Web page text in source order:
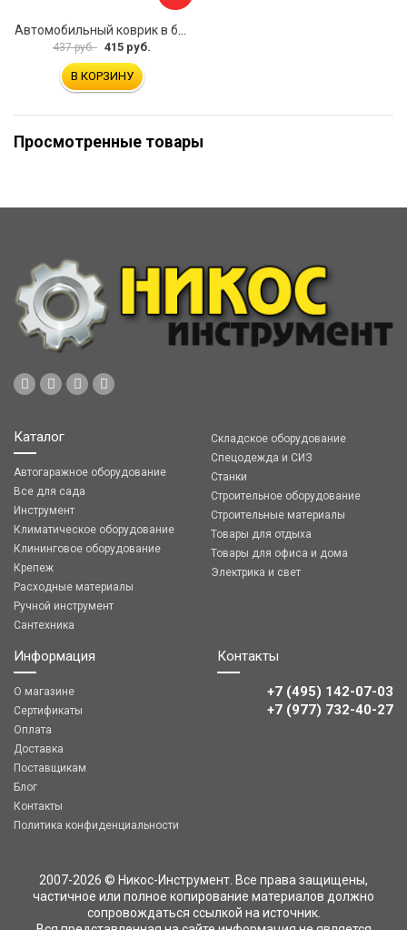
437 руб. 415 руб.
В КОРЗИНУ
Просмотренные товары
Каталог
Автогаражное оборудование
Все для сада
Инструмент
Климатическое оборудование
Клининговое оборудование
Крепеж
Расходные материалы
Ручной инструмент
Сантехника
Складское оборудование
Спецодежда и СИЗ
Станки
Строительное оборудование
Строительные материалы
Товары для отдыха
Товары для офиса и дома
Электрика и свет
Информация
О магазине
Сертификаты
Оплата
Доставка
Поставщикам
Блог
Контакты
Политика конфиденциальности
Контакты
+7 (495) 142-07-03
‎‎+7 (977) 732-40-27
2007-2026 © Никос-Инструмент. Все права защищены,
частичное или полное копирование материалов должно
сопровождаться ссылкой на источник.